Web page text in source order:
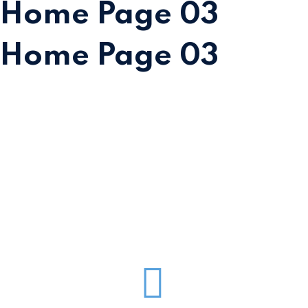
Home Page 03
Home Page 03